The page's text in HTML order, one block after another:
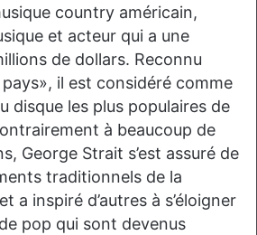
country américain,
et acteur qui a une
de dollars. Reconnu
il est considéré comme
disque les plus populaires de
à beaucoup de
George Strait s’est assuré de
traditionnels de la
a inspiré d’autres à s’éloigner
pop qui sont devenus